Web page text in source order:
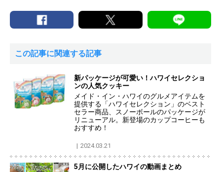
この記事に関連する記事
新パッケージが可愛い！ハワイセレクショ
ンの人気クッキー
メイド・イン・ハワイのグルメアイテムを
提供する「ハワイセレクション」のベスト
セラー商品、スノーボールのパッケージが
リニューアル。新登場のカップコーヒーも
おすすめ！
2024.03.21
5月に公開したハワイの動画まとめ